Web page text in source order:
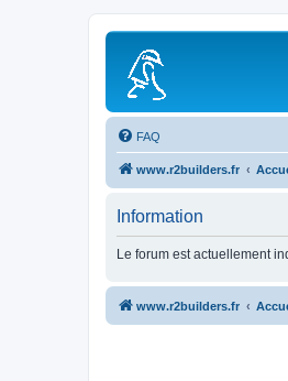
FAQ
www.r2builders.fr
Information
Le forum est actuellement
www.r2builders.fr